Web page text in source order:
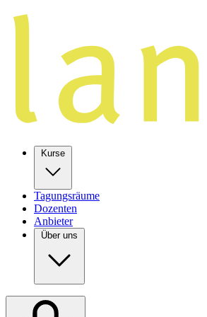
Kurse
Tagungsräume
Dozenten
Anbieter
Über uns